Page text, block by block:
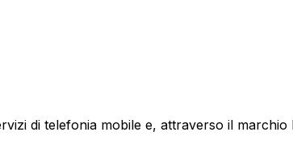
di telefonia mobile e, attraverso il